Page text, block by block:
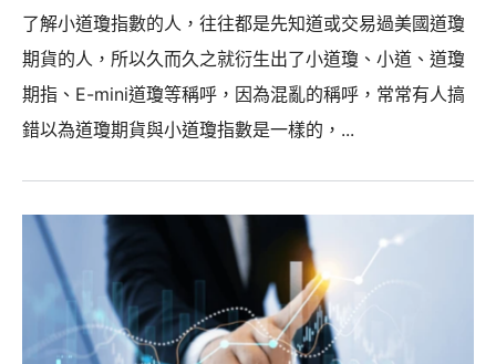
了解小道瓊指數的人，往往都是先知道或交易過美國道瓊
期貨的人，所以久而久之就衍生出了小道瓊、小道、道瓊
期指、E-mini道瓊等稱呼，因為混亂的稱呼，常常有人搞
錯以為道瓊期貨與小道瓊指數是一樣的，...